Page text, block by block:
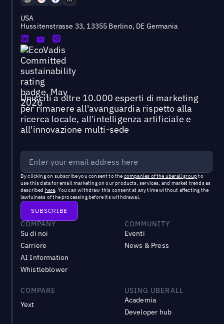
USA
Hussitenstrasse 33, 13355 Berlino, DE Germania
Unisciti a oltre 10.000 esperti di marketing
per rimanere all'avanguardia rispetto alla
ricerca locale, all'intelligenza artificiale e
all'innovazione multi-sede
By clicking on subscribe you consent to the companies of the uberall groupto
use this data for email marketing on our products, services, and market trends as
described here. You can withdraw this consent at any time without affecting the
lawfulness of the processing before its withdrawal.
COMPANY
Su di noi
Carriere
AI Information
Whistleblower
COMMUNITY
Eventi
News & Press
COMPARE
Yext
USING UBERALL
Academia
Developer hub